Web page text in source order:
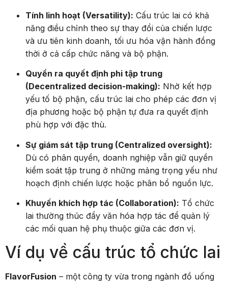
Tính linh hoạt (Versatility): Cấu trúc lai có khả
năng điều chỉnh theo sự thay đổi của chiến lược
và ưu tiên kinh doanh, tối ưu hóa vận hành đồng
thời ở cả cấp chức năng và bộ phận.
Quyền ra quyết định phi tập trung
(Decentralized decision-making): Nhờ kết hợp
yếu tố bộ phận, cấu trúc lai cho phép các đơn vị
địa phương hoặc bộ phận tự đưa ra quyết định
phù hợp với đặc thù.
Sự giám sát tập trung (Centralized oversight):
Dù có phân quyền, doanh nghiệp vẫn giữ quyền
kiểm soát tập trung ở những mảng trọng yếu như
hoạch định chiến lược hoặc phân bổ nguồn lực.
Khuyến khích hợp tác (Collaboration): Tổ chức
lai thường thúc đẩy văn hóa hợp tác để quản lý
các mối quan hệ phụ thuộc giữa các đơn vị.
Ví dụ về cấu trúc tổ chức lai
FlavorFusion – một công ty vừa trong ngành đồ uống